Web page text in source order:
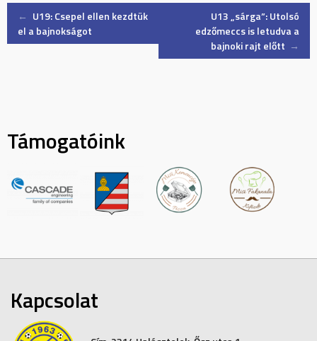
Post
← U19: Csepel ellen kezdtük
el a bajnokságot
U13 „sárga”: Utolsó
edzőmeccs is letudva a
bajnoki rajt előtt →
Támogatóink
Kapcsolat